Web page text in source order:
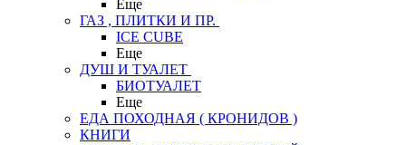
Еще
ГАЗ , ПЛИТКИ И ПР.
ICE CUBE
Еще
ДУШ И ТУАЛЕТ
БИОТУАЛЕТ
Еще
ЕДА ПОХОДНАЯ ( КРОНИДОВ )
КНИГИ